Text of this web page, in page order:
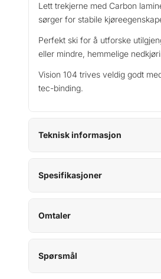
Lett trekjerne med Carbon
sørger for stabile
Perfekt ski for å utforske
eller mindre, hemmelige
Vision 104 trives veldig godt
tec-binding.
Teknisk informasjon
Spesifikasjoner
Omtaler
Spørsmål